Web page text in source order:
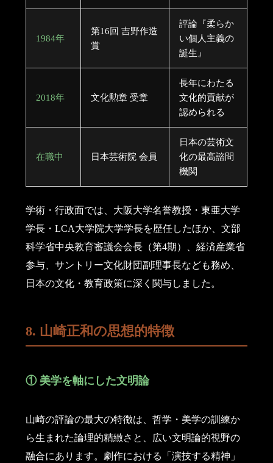
1984年
第16回 吉野作造
賞
評論『柔らか
い個人主義の
誕生』
2018年 文化勲章 受章
長年にわたる
文化的貢献が
認められる
在職中 日本芸術院 会員
日本の芸術文
化の最高諮問
機関
学術・行政面では、大阪大学名誉教授・東亜大学
学長・LCA大学院大学学長を歴任したほか、文部
科学省中央教育審議会会長（第4期）、経済産業省
参与、サントリー文化財団副理事長なども務め、
日本の文化・教育政策に深く関与しました。
8. 山崎正和の思想的特徴
① 美学を軸にした文明論
山崎の評論の最大の特徴は、哲学・美学の訓練か
ら生まれた論理的精緻さと、広い文明論的視野の
融合にあります。劇作における「演技する精神」